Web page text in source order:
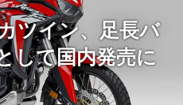
ツイン、足長バ
して国内発売に